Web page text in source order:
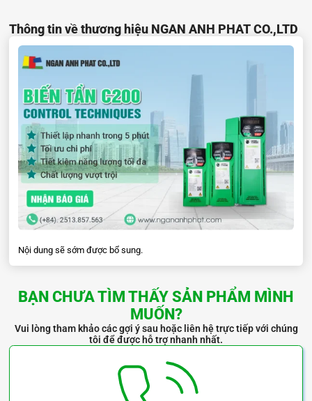
Thông tin về thương hiệu NGAN ANH PHAT CO.,LTD
Nội dung sẽ sớm được bổ sung.
BẠN CHƯA TÌM THẤY SẢN PHẨM MÌNH
MUỐN?
Vui lòng tham khảo các gợi ý sau hoặc liên hệ trực tiếp với chúng
tôi để được hỗ trợ nhanh nhất.